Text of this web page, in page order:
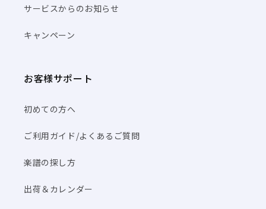
サービスからのお知らせ
キャンペーン
お客様サポート
初めての方へ
ご利用ガイド/よくあるご質問
楽譜の探し方
出荷＆カレンダー